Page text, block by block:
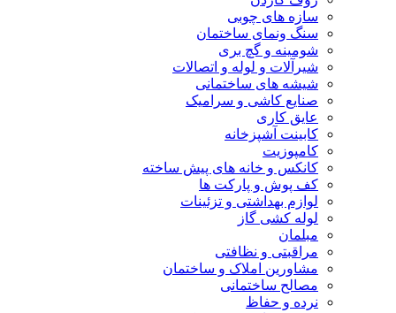
سازه های چوبی
سنگ ونمای ساختمان
شومینه و گچ بری
شیرآلات و لوله و اتصالات
شیشه های ساختمانی
صنایع کاشی و سرامیک
عایق کاری
کابینت آشپزخانه
کامپوزیت
کانکس و خانه های پیش ساخته
کف پوش و پارکت ها
لوازم بهداشتی و تزئینات
لوله کشی گاز
مبلمان
مراقبتی و نظافتی
مشاورین املاک و ساختمان
مصالح ساختمانی
نرده و حفاظ